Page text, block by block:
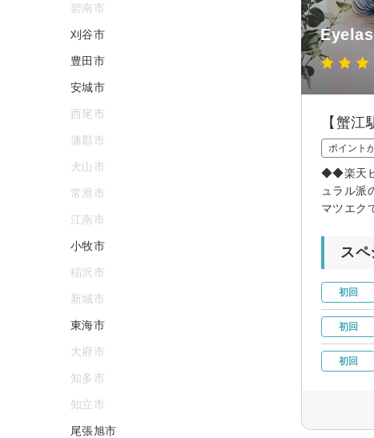
【蟹
ポイント
◆◆楽天ビ
ュラル派
マツエク
ス
初回
初回
初回
碧南市
刈谷市
豊田市
安城市
西尾市
蒲郡市
犬山市
常滑市
江南市
小牧市
稲沢市
新城市
東海市
大府市
知多市
知立市
尾張旭市